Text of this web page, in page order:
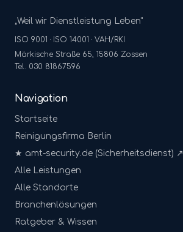
„Weil wir Dienstleistung Leben"
ISO 9001 · ISO 14001 · VAH/RKI
Märkische Straße 65, 15806 Zossen
Tel. 030 81867596
Navigation
Startseite
Reinigungsfirma Berlin
★ amt-security.de (Sicherheitsdienst) ↗
Alle Leistungen
Alle Standorte
Branchenlösungen
Ratgeber & Wissen